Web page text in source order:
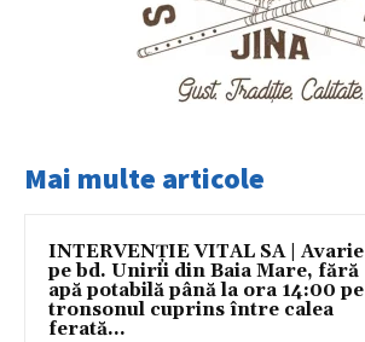
Mai multe articole
INTERVENȚIE VITAL SA | Avarie
pe bd. Unirii din Baia Mare, fără
apă potabilă până la ora 14:00 pe
tronsonul cuprins între calea
ferată...